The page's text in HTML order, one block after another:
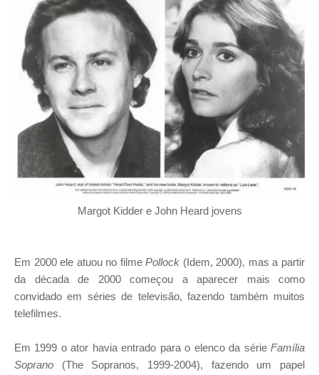
Margot Kidder e John Heard jovens
Em 2000 ele atuou no filmePollock (Idem, 2000), mas a partir
da década de 2000 começou a aparecer mais como
convidado em séries de televisão, fazendo também muitos
telefilmes.
Em 1999 o ator havia entrado para o elenco da série Família
Soprano (The Sopranos, 1999-2004), fazendo um papel